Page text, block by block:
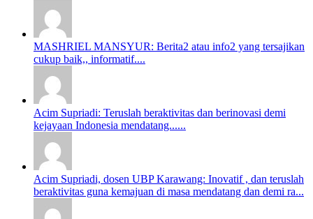
MASHRIEL MANSYUR: Berita2 atau info2 yang tersajikan
cukup baik,, informatif....
Acim Supriadi: Teruslah beraktivitas dan berinovasi demi
kejayaan Indonesia mendatang......
Acim Supriadi, dosen UBP Karawang: Inovatif , dan teruslah
beraktivitas guna kemajuan di masa mendatang dan demi ra...